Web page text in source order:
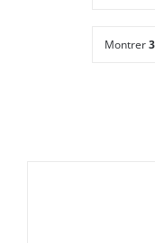
Montrer